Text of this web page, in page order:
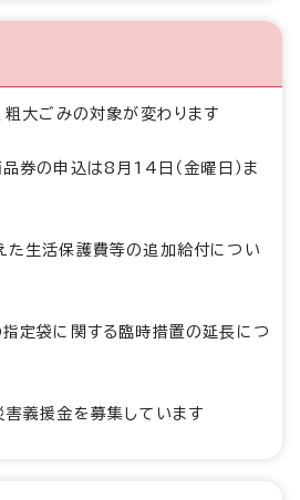
大ごみの対象が変わります
券の申込は8月14日（金曜日）ま
た生活保護費等の追加給付につい
指定袋に関する臨時措置の延長につ
義援金を募集しています